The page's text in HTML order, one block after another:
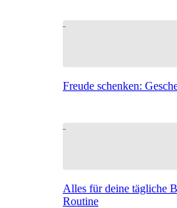
Freude schenken:
Alles für deine tägliche
Routine